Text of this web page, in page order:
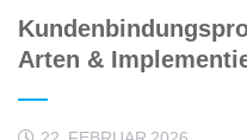
Arten &